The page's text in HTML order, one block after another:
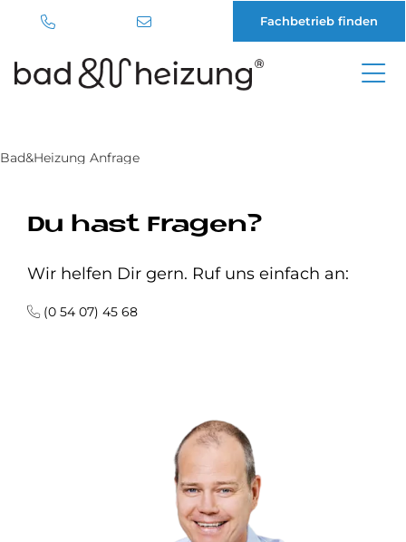
Fachbetrieb finden
Bad&Heizung Anfrage
Du hast Fragen?
Wir helfen Dir gern. Ruf uns einfach an:
(0 54 07) 45 68